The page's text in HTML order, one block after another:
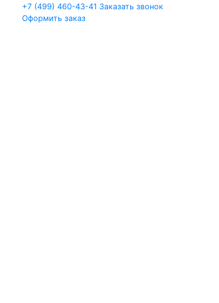
+7 (499) 460-43-41 Заказать звонок
Оформить заказ